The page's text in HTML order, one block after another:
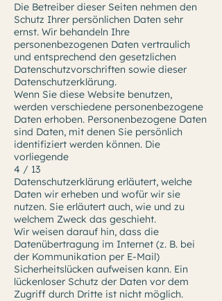
Die Betreiber dieser Seiten nehmen den
Schutz Ihrer persönlichen Daten sehr
ernst. Wir behandeln Ihre
personenbezogenen Daten vertraulich
und entsprechend den gesetzlichen
Datenschutzvorschriften sowie dieser
Datenschutzerklärung.
Wenn Sie diese Website benutzen,
werden verschiedene personenbezogene
Daten erhoben. Personenbezogene Daten
sind Daten, mit denen Sie persönlich
identifiziert werden können. Die
vorliegende
4 / 13
Datenschutzerklärung erläutert, welche
Daten wir erheben und wofür wir sie
nutzen. Sie erläutert auch, wie und zu
welchem Zweck das geschieht.
Wir weisen darauf hin, dass die
Datenübertragung im Internet (z. B. bei
der Kommunikation per E-Mail)
Sicherheitslücken aufweisen kann. Ein
lückenloser Schutz der Daten vor dem
Zugriff durch Dritte ist nicht möglich.